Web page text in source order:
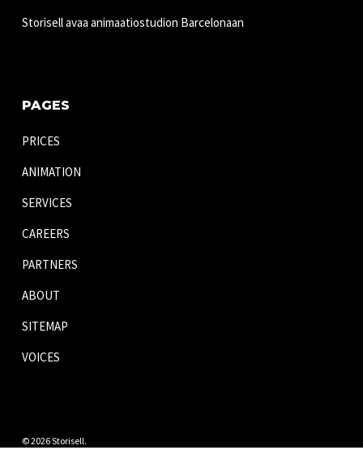
Storisell avaa animaatiostudion Barcelonaan
PAGES
PRICES
ANIMATION
SERVICES
CAREERS
PARTNERS
ABOUT
SITEMAP
VOICES
© 2026 Storisell.